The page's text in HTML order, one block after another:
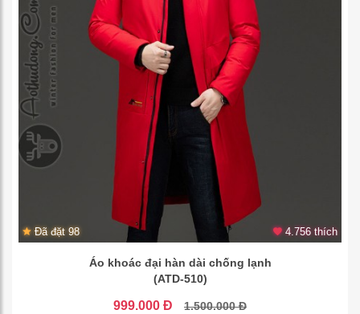
Đã đặt 98 4.756 thích
Áo khoác đại hàn dài chống lạnh
(ATD-510)
999.000 Đ 1.500.000 Đ